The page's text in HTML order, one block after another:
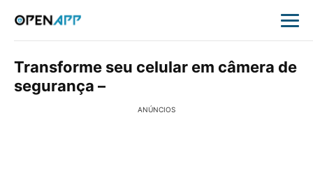
Transforme seu celular em câmera de
segurança –
ANÚNCIOS